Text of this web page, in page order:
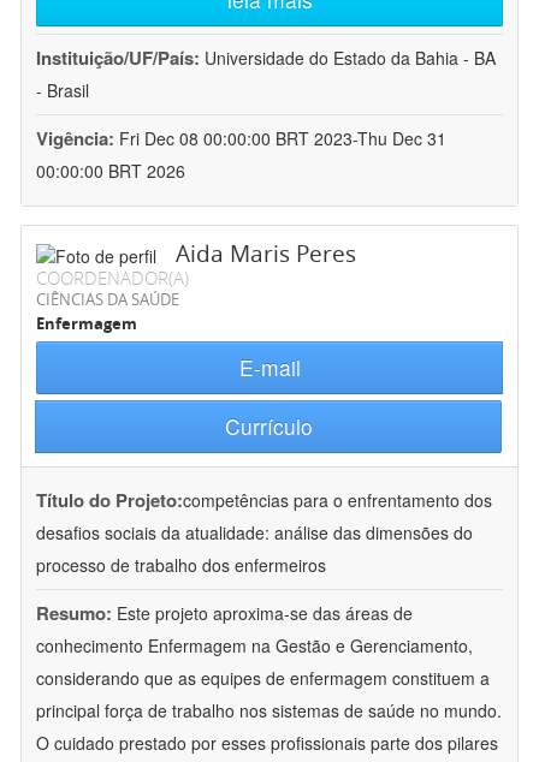
Instituição/UF/País: Universidade do Estado da Bahia - BA
- Brasil
Vigência: Fri Dec 08 00:00:00 BRT 2023-Thu Dec 31
00:00:00 BRT 2026
Aida Maris Peres
COORDENADOR(A)
CIÊNCIAS DA SAÚDE
Enfermagem
E-mail
Currículo
Título do Projeto:competências para o enfrentamento dos
desafios sociais da atualidade: análise das dimensões do
processo de trabalho dos enfermeiros
Resumo: Este projeto aproxima-se das áreas de
conhecimento Enfermagem na Gestão e Gerenciamento,
considerando que as equipes de enfermagem constituem a
principal força de trabalho nos sistemas de saúde no mundo.
O cuidado prestado por esses profissionais parte dos pilares